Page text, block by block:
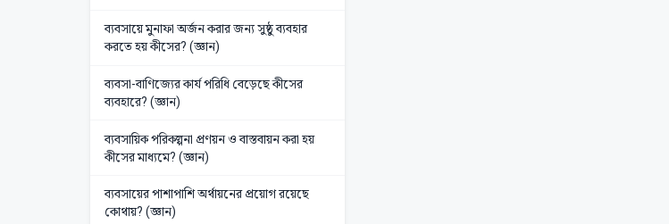
ব্যবসায়ে মুনাফা অর্জন করার জন্য সুষ্ঠু ব্যবহার
করতে হয় কীসের? (জ্ঞান)
ব্যবসা-বাণিজ্যের কার্য পরিধি বেড়েছে কীসের
ব্যবহারে? (জ্ঞান)
ব্যবসায়িক পরিকল্পনা প্রণয়ন ও বাস্তবায়ন করা হয়
কীসের মাধ্যমে? (জ্ঞান)
ব্যবসায়ের পাশাপাশি অর্থায়নের প্রয়োগ রয়েছে
কোথায়? (জ্ঞান)